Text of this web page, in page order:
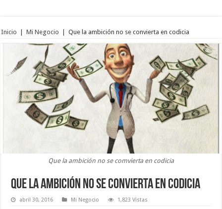
Inicio | Mi Negocio | Que la ambición no se convierta en codicia
Que la ambición no se comvierta en codicia
Que la ambición no se convierta en codicia
abril 30, 2016 Mi Negocio 1,823 Vistas